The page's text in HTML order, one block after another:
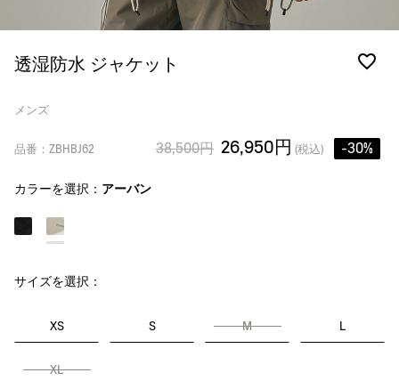
透湿防水 ジャケット
メンズ
品番：ZBHBJ62 38,500円 26,950円 (税込) -30%
カラーを選択： アーバン
サイズを選択：
XS S M L
XL